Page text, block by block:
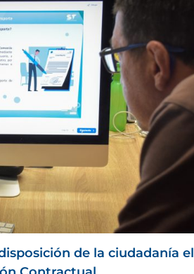
de la ciudadanía el